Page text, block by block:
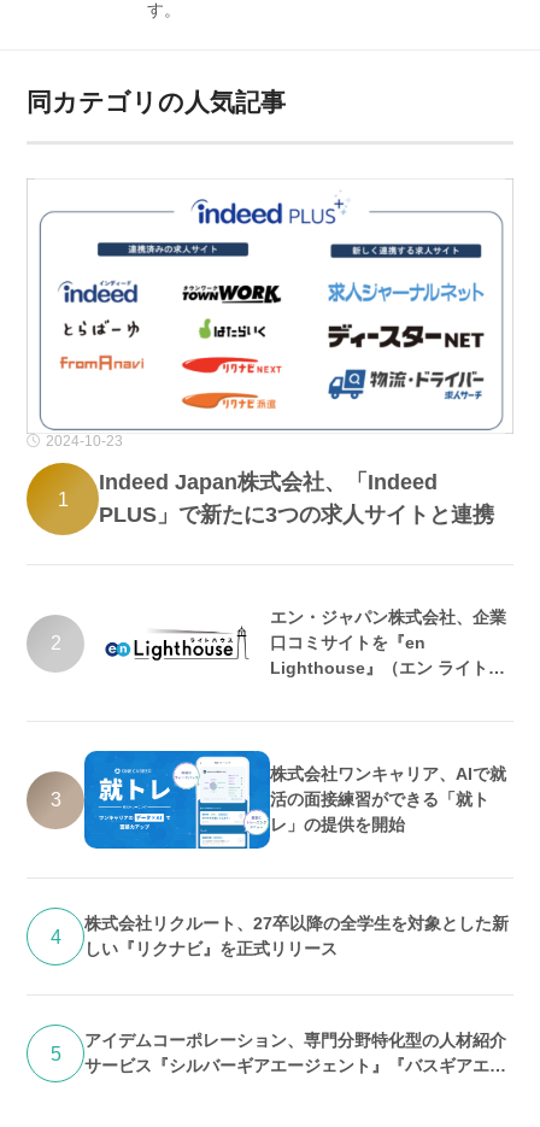
す。
同カテゴリの人気記事
2024-10-23
1
Indeed Japan株式会社、「Indeed
PLUS」で新たに3つの求人サイトと連携
2
エン・ジャパン株式会社、企業
口コミサイトを『en
Lighthouse』（エン ライトハ
3
株式会社ワンキャリア、AIで就
活の面接練習ができる「就ト
レ」の提供を開始
4
株式会社リクルート、27卒以降の全学生を対象とした新
しい『リクナビ』を正式リリース
5
アイデムコーポレーション、専門分野特化型の人材紹介
サービス『シルバーギアエージェント』『バスギアエー